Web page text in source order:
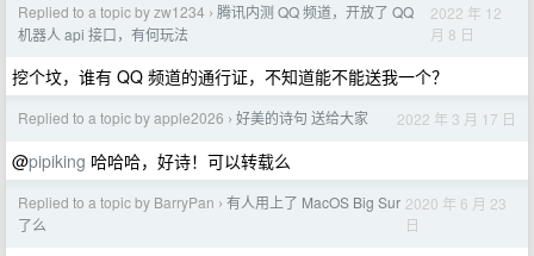
Replied to a topic by zw1234 › 腾讯内测 QQ 频道，开放了 QQ
机器人 api 接口，有何玩法
2022 年 12
月 8 日
挖个坟，谁有 QQ 频道的通行证，不知道能不能送我一个？
Replied to a topic by apple2026 › 好美的诗句 送给大家 2022 年 3 月 17 日
@pipiking 哈哈哈，好诗！可以转载么
Replied to a topic by BarryPan › 有人用上了 MacOS Big Sur
了么
2020 年 6 月 23
日